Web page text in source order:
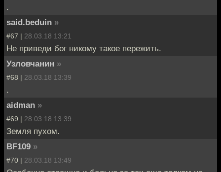
.
said.beduin »
#67 | 28.03.18 13:21
Не приведи бог никому такое пережить.
Узловчанин »
#68 | 28.03.18 13:39
.
aidman »
#69 | 28.03.18 13:39
Земля пухом.
BF109 »
#70 | 28.03.18 13:49